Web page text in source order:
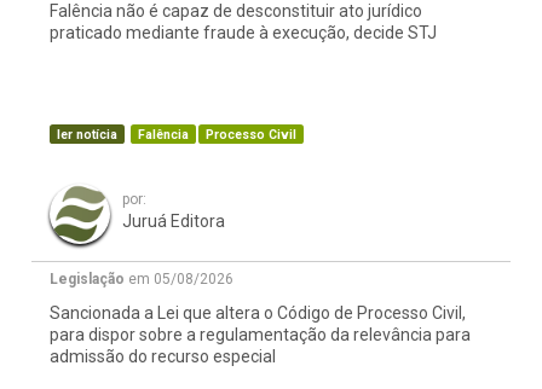
Falência não é capaz de desconstituir ato jurídico
praticado mediante fraude à execução, decide STJ
ler notícia Falência Processo Civil
por:
Juruá Editora
Legislação em 05/08/2026
Sancionada a Lei que altera o Código de Processo Civil,
para dispor sobre a regulamentação da relevância para
admissão do recurso especial